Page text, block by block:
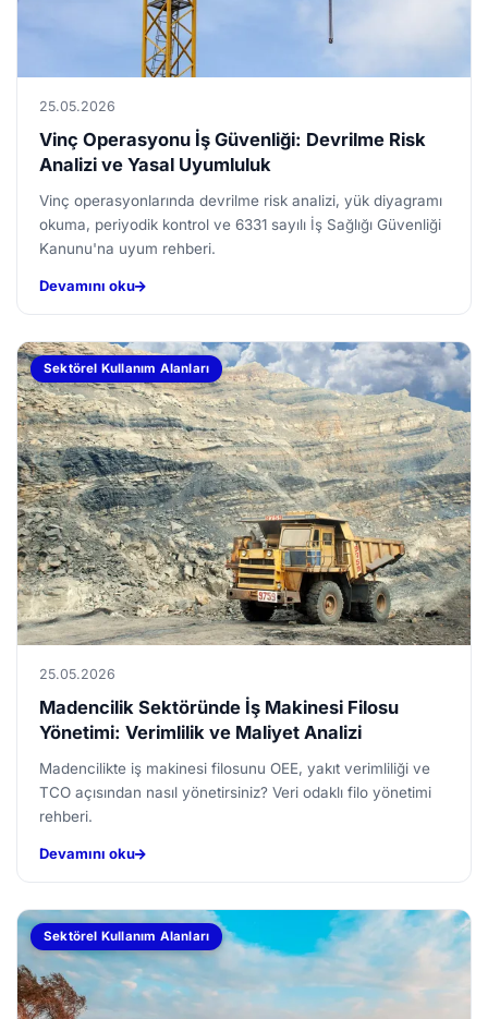
25.05.2026
Vinç Operasyonu İş Güvenliği: Devrilme Risk
Analizi ve Yasal Uyumluluk
Vinç operasyonlarında devrilme risk analizi, yük diyagramı
okuma, periyodik kontrol ve 6331 sayılı İş Sağlığı Güvenliği
Kanunu'na uyum rehberi.
Devamını oku
Sektörel Kullanım Alanları
25.05.2026
Madencilik Sektöründe İş Makinesi Filosu
Yönetimi: Verimlilik ve Maliyet Analizi
Madencilikte iş makinesi filosunu OEE, yakıt verimliliği ve
TCO açısından nasıl yönetirsiniz? Veri odaklı filo yönetimi
rehberi.
Devamını oku
Sektörel Kullanım Alanları